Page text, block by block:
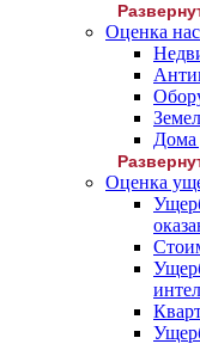
Оценка
Дома
Оценка